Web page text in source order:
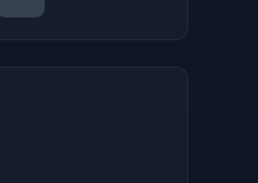
onWhatsApp
Share on